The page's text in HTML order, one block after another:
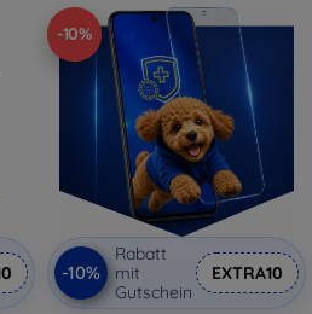
-10%
-10%
Rabatt
mit
Gutschein
EXTRA10